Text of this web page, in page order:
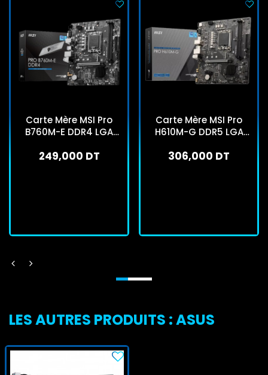
Carte Mère MSI Pro
B760M-E DDR4 LGA
249,000 DT
Carte Mère MSI Pro
H610M-G DDR5 LGA
306,000 DT
LES AUTRES PRODUITS : ASUS